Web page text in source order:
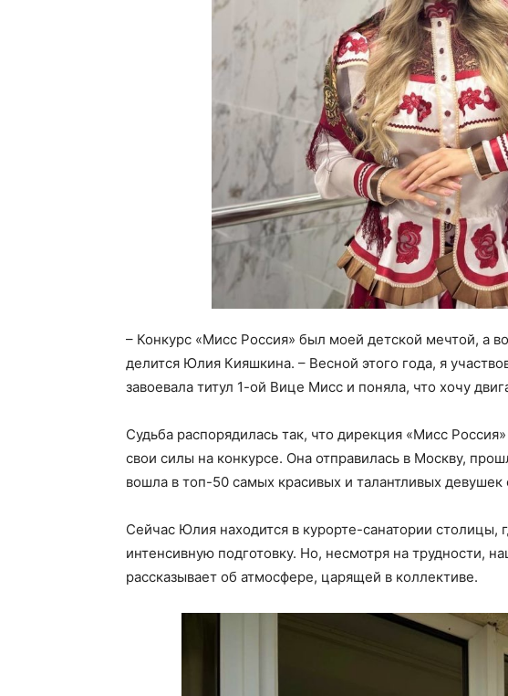
– Конкурс «Мисс Россия» был моей детской мечтой, а
делится Юлия Кияшкина. – Весной этого года, я
завоевала титул 1-ой Вице Мисс и поняла, что хочу
Судьба распорядилась так, что дирекция «Мисс
свои силы на конкурсе. Она отправилась в Москву,
вошла в топ-50 самых красивых и талантливых девушек
Сейчас Юлия находится в курорте-санатории столицы,
интенсивную подготовку. Но, несмотря на трудности,
рассказывает об атмосфере, царящей в коллективе.